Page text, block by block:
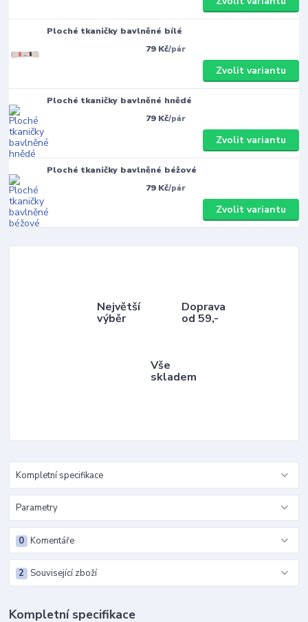
Ploché tkaničky bavlněné bílé
79 Kč/pár
Zvolit variantu
Ploché tkaničky bavlněné hnědé
79 Kč/pár
Zvolit variantu
Ploché tkaničky bavlněné béžové
79 Kč/pár
Zvolit variantu
Největší
výběr
Doprava
od 59,-
Vše
skladem
Kompletní specifikace
Parametry
Komentáře
0
Související zboží
2
Kompletní specifikace